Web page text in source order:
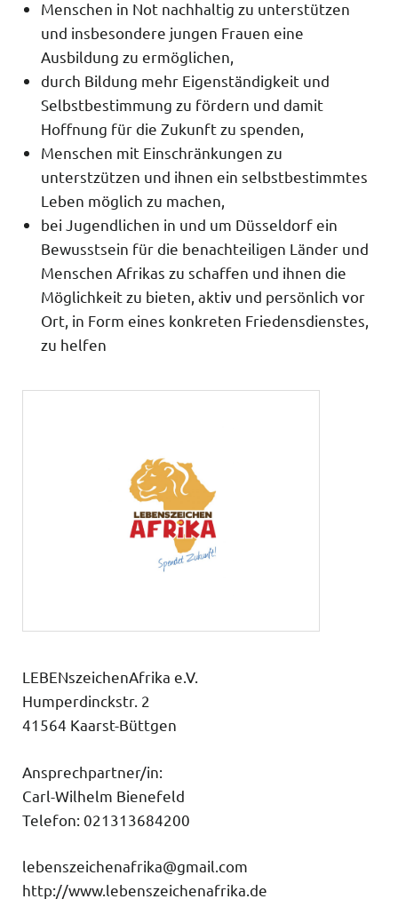
Menschen in Not nachhaltig zu unterstützen
und insbesondere jungen Frauen eine
Ausbildung zu ermöglichen,
durch Bildung mehr Eigenständigkeit und
Selbstbestimmung zu fördern und damit
Hoffnung für die Zukunft zu spenden,
Menschen mit Einschränkungen zu
unterstzützen und ihnen ein selbstbestimmtes
Leben möglich zu machen,
bei Jugendlichen in und um Düsseldorf ein
Bewusstsein für die benachteiligen Länder und
Menschen Afrikas zu schaffen und ihnen die
Möglichkeit zu bieten, aktiv und persönlich vor
Ort, in Form eines konkreten Friedensdienstes,
zu helfen
LEBENszeichenAfrika e.V.
Humperdinckstr. 2
41564 Kaarst-Büttgen
Ansprechpartner/in:
Carl-Wilhelm Bienefeld
Telefon: 021313684200
lebenszeichenafrika@gmail.com
http://www.lebenszeichenafrika.de